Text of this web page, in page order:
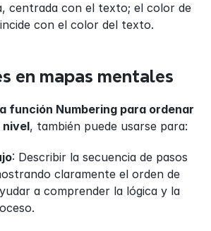
centrada con el texto; el color de
con el color del texto.
en mapas mentales
función Numbering para ordenar
nivel, también puede usarse para:
: Describir la secuencia de pasos
claramente el orden de
a comprender la lógica y la